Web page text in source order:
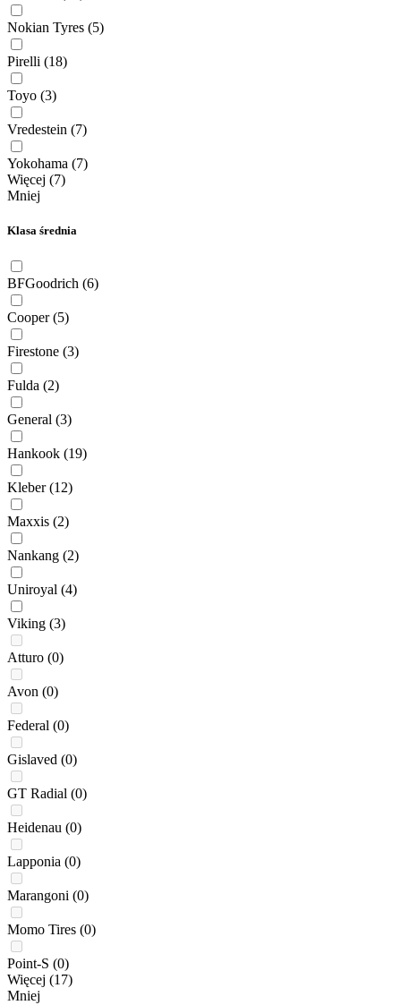
Nokian Tyres (5)
Pirelli (18)
Toyo (3)
Vredestein (7)
Yokohama (7)
Więcej (7)
Mniej
Klasa średnia
BFGoodrich (6)
Cooper (5)
Firestone (3)
Fulda (2)
General (3)
Hankook (19)
Kleber (12)
Maxxis (2)
Nankang (2)
Uniroyal (4)
Viking (3)
Atturo (0)
Avon (0)
Federal (0)
Gislaved (0)
GT Radial (0)
Heidenau (0)
Lapponia (0)
Marangoni (0)
Momo Tires (0)
Point-S (0)
Więcej (17)
Mniej